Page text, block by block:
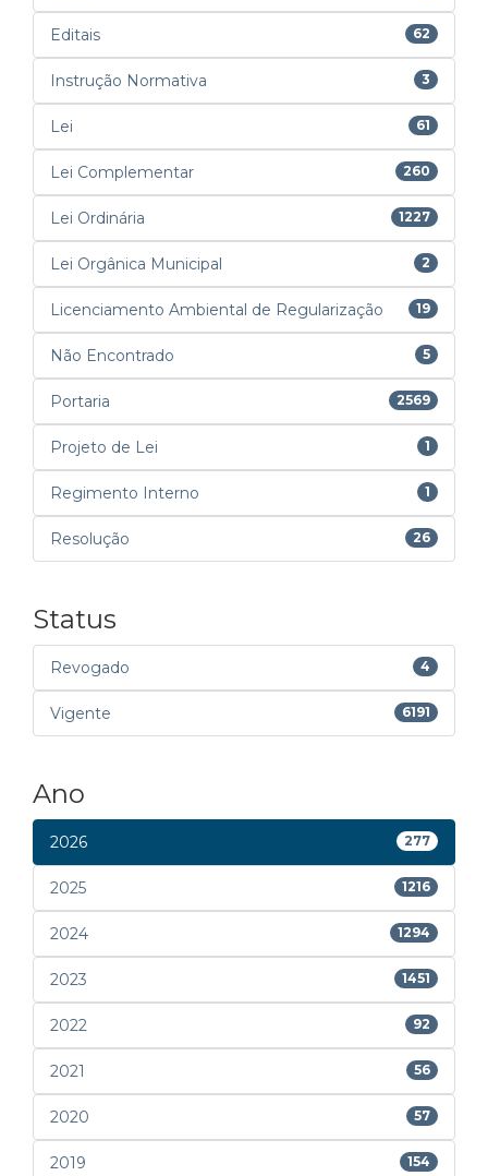
Editais 62
Instrução Normativa 3
Lei 61
Lei Complementar 260
Lei Ordinária 1227
Lei Orgânica Municipal 2
Licenciamento Ambiental de Regularização 19
Não Encontrado 5
Portaria 2569
Projeto de Lei 1
Regimento Interno 1
Resolução 26
Status
Revogado 4
Vigente 6191
Ano
2026 277
2025 1216
2024 1294
2023 1451
2022 92
2021 56
2020 57
2019 154